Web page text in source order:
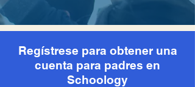
Regístrese para obtener una
cuenta para padres en
Schoology